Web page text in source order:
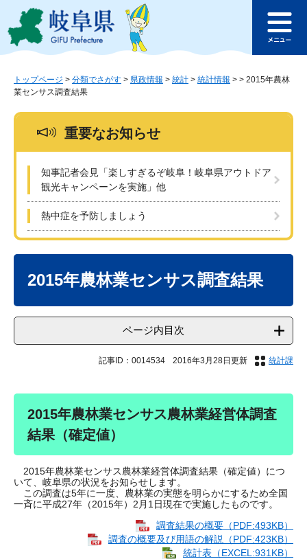
ジ
ュ
このページの本文へ
ュ
トップページ > 分類でさがす > 県政情報 > 統計 > 統計情報 > > 2015年農林
業センサス調査結果
重要なお知らせ
知事記者会見「楽しすぎるぞ岐阜！岐阜県アウトドア
観光キャンペーンを実施」他
熱中症を予防しましょう
2015年農林業センサス調査結果
ページ内目次
記事ID：0014534 2016年3月28日更新 統計課
2015年農林業センサス農林業経営体調査
結果（確定値）
2015年農林業センサス農林業経営体調査結果（確定値）につ
いて、岐阜県の状況をお知らせします。
この調査は5年に一度、農林業の実態を明らかにするため全国
一斉に平成27年（2015年）2月1日現在で実施したものです。
調査結果の概要（PDF:493KB）
調査の概要及び用語の解説（PDF:423KB）
統計表（EXCEL:931KB）